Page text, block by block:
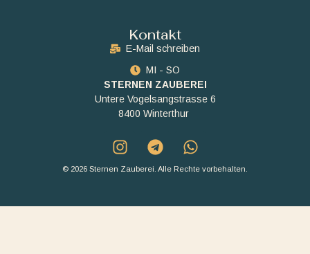
Kontakt
E-Mail schreiben
MI - SO
STERNEN ZAUBEREI
Untere Vogelsangstrasse 6
8400 Winterthur
© 2026 Sternen Zauberei. Alle Rechte vorbehalten.